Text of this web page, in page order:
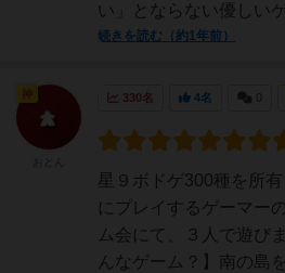
い」とならない優しい
続きを読む（約1年前）
330名 4名
星９ボドゲ300種を所
にプレイするゲーマー
ム会にて、３人で遊び
んなゲーム？】南の島